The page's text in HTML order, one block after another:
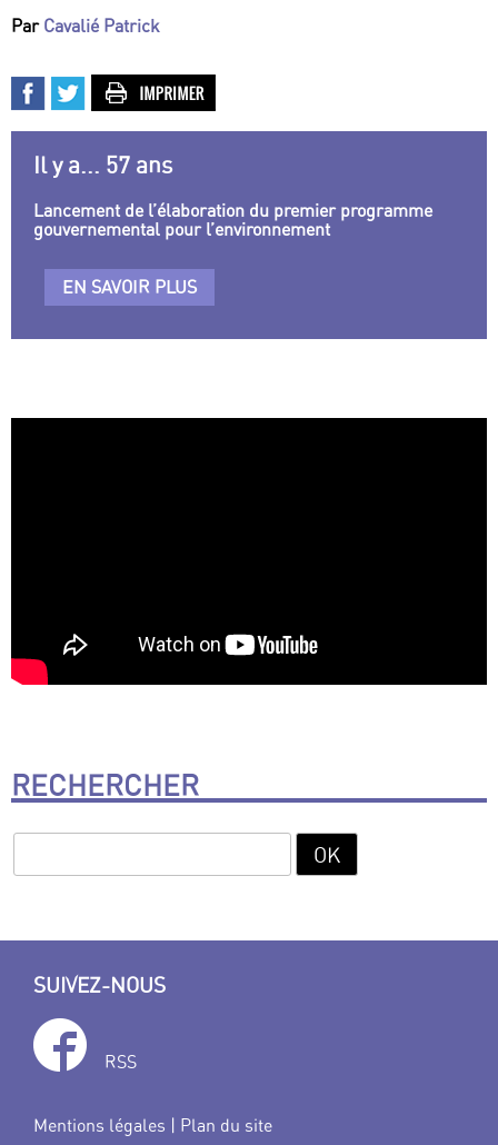
Par Cavalié Patrick
Il y a... 57 ans
Lancement de l’élaboration du premier programme
gouvernemental pour l’environnement
EN SAVOIR PLUS
RECHERCHER
SUIVEZ-NOUS
RSS
Mentions légales | Plan du site